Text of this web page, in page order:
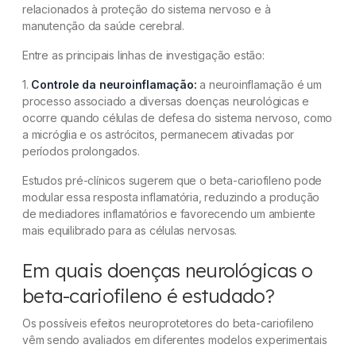
relacionados à proteção do sistema nervoso e à
manutenção da saúde cerebral.
Entre as principais linhas de investigação estão:
1. Controle da neuroinflamação: a neuroinflamação é um
processo associado a diversas doenças neurológicas e
ocorre quando células de defesa do sistema nervoso, como
a micróglia e os astrócitos, permanecem ativadas por
períodos prolongados.
Estudos pré-clínicos sugerem que o beta-cariofileno pode
modular essa resposta inflamatória, reduzindo a produção
de mediadores inflamatórios e favorecendo um ambiente
mais equilibrado para as células nervosas.
Em quais doenças neurológicas o
beta-cariofileno é estudado?
Os possíveis efeitos neuroprotetores do beta-cariofileno
vêm sendo avaliados em diferentes modelos experimentais